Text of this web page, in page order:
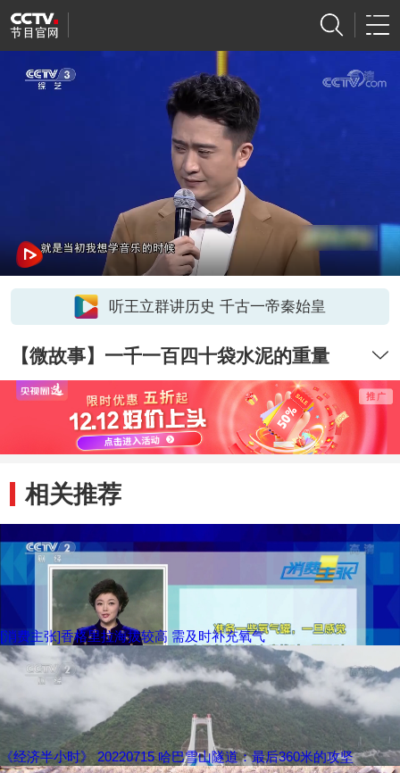
听王立群讲历史 千古一帝秦始皇
【微故事】一千一百四十袋水泥的重量
相关推荐
[消费主张]香格里拉海拔较高 需及时补充氧气
《经济半小时》 20220715 哈巴雪山隧道：最后360米的攻坚